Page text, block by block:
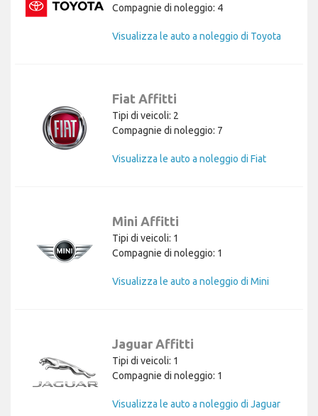
Compagnie di noleggio: 4
Visualizza le auto a noleggio di Toyota
Fiat Affitti
Tipi di veicoli: 2
Compagnie di noleggio: 7
Visualizza le auto a noleggio di Fiat
Mini Affitti
Tipi di veicoli: 1
Compagnie di noleggio: 1
Visualizza le auto a noleggio di Mini
Jaguar Affitti
Tipi di veicoli: 1
Compagnie di noleggio: 1
Visualizza le auto a noleggio di Jaguar